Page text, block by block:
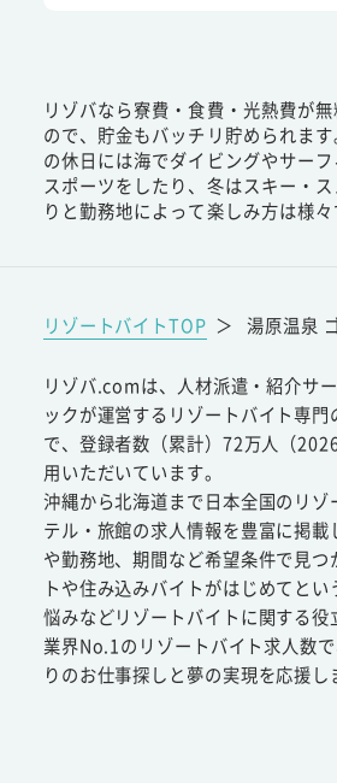
リゾバなら寮費・食費・光熱費が
ので、貯金もバッチリ貯められま
の休日には海でダイビングやサー
スポーツをしたり、冬はスキー・
りと勤務地によって楽しみ方は様々
リゾートバイトTOP ＞ 湯原温泉
リゾバ.comは、人材派遣・紹介サ
ックが運営するリゾートバイト専門
で、登録者数（累計）72万人（
用いただいています。
沖縄から北海道まで日本全国のリゾ
テル・旅館の求人情報を豊富に掲
や勤務地、期間など希望条件で見つ
トや住み込みバイトがはじめてと
悩みなどリゾートバイトに関する役
業界No.1のリゾートバイト求人数
りのお仕事探しと夢の実現を応援し